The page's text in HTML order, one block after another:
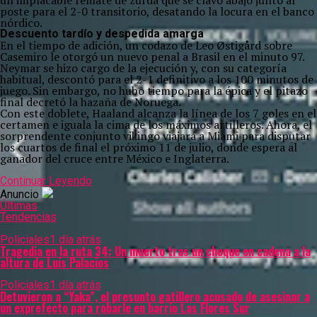
poste para el 2-0 transitorio, desatando la locura en el banco
nórdico.
Descuento tardío y despedida amarga
En el tiempo de adición, un codazo de Leo Østigård sobre
Casemiro le otorgó un nuevo penal a Brasil en el minuto 97.
Neymar se hizo cargo de la ejecución y, con su categoría
habitual, descontó para el 2-1 definitivo a los 100 minutos de
juego. Sin embargo, no hubo tiempo para la épica y el pitazo
final decretó la hazaña de Noruega.
Con este doblete, Haaland alcanza la línea de los 7 goles en el
certamen e iguala la cima de los máximos artilleros.Ahora, el
sorprendente conjunto vikingo viajará a Miami para disputar
los cuartos de final el próximo 11 de julio, donde espera al
ganador del cruce entre México e Inglaterra.
Continuar Leyendo
Anuncio
Últimas
Tendencias
Policiales1 día atrás
Tragedia en la ruta 34: Un muerto tras un choque en cadena a la
altura de Luis Palacios
Policiales1 día atrás
Detuvieron a “Yaka”, el presunto gatillero acusado de asesinar a
un exprefecto para robarle en barrio Las Flores Sur